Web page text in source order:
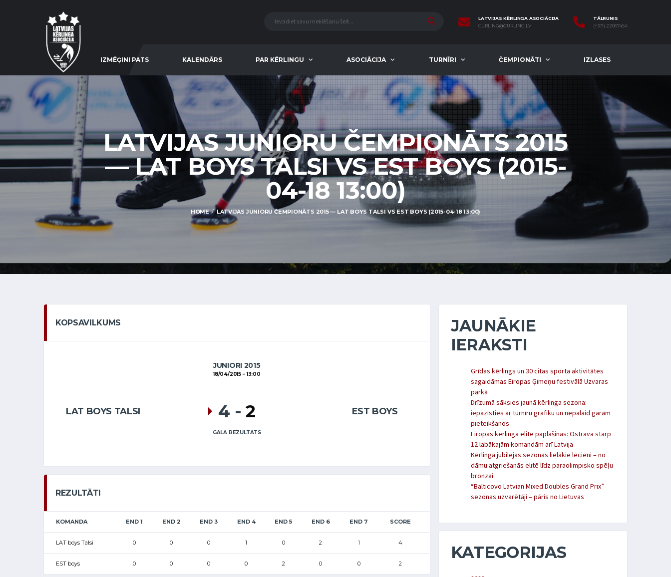
LATVIJAS KĒRLINGA ASOCIĀCIJA
CURLING@CURLING.LV
TĀLRUNIS
(+371) 22067454
IZMĒĢINI PATS KALENDĀRS PAR KĒRLINGU ASOCIĀCIJA TURNĪRI ČEMPIONĀTI IZLASES
LATVIJAS JUNIORU ČEMPIONĀTS 2015
— LAT BOYS TALSI VS EST BOYS (2015-
04-18 13:00)
HOME LATVIJAS JUNIORU ČEMPIONĀTS 2015 — LAT BOYS TALSI VS EST BOYS (2015-04-18 13:00)
KOPSAVILKUMS
JUNIORI 2015
18/04/2015 13:00
LAT BOYS TALSI EST BOYS
4 - 2
GALA REZULTĀTS
REZULTĀTI
KOMANDA END 1 END 2 END 3 END 4 END 5 END 6 END 7 SCORE
LAT boys Talsi 0 0 0 1 0 2 1 4
EST boys 0 0 0 0 2 0 0 2
JAUNĀKIE
IERAKSTI
Grīdas kērlings un 30 citas sporta aktivitātes
sagaidāmas Eiropas Ģimeņu festivālā Uzvaras
parkā
Drīzumā sāksies jaunā kērlinga sezona:
iepazīsties ar turnīru grafiku un nepalaid garām
pieteikšanos
Eiropas kērlinga elite paplašinās: Ostravā starp
12 labākajām komandām arī Latvija
Kērlinga jubilejas sezonas lielākie lēcieni – no
dāmu atgriešanās elitē līdz paraolimpisko spēļu
bronzai
“Balticovo Latvian Mixed Doubles Grand Prix”
sezonas uzvarētāji – pāris no Lietuvas
KATEGORIJAS